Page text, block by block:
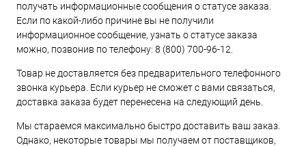
получать информационные сообщения о статусе заказа.
Если по какой-либо причине вы не получили
информационное сообщение, узнать о статусе заказа
можно, позвонив по телефону: 8 (800) 700-96-12.
Товар не доставляется без предварительного телефонного
звонка курьера. Если курьер не сможет с вами связаться,
доставка заказа будет перенесена на следующий день.
Мы стараемся максимально быстро доставить ваш заказ.
Однако, некоторые товары мы получаем от поставщиков,